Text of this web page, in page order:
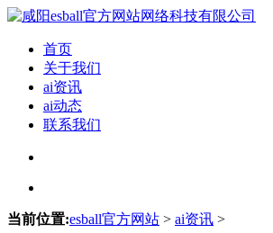
首页
关于我们
ai资讯
ai动态
联系我们
当前位置:esball官方网站 > ai资讯 >